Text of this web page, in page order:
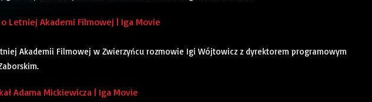
Letniej Akademi Filmowej | Iga Movie
Akademii Filmowej w Zwierzyńcu rozmowie Igi Wójtowicz z dyrektorem programowym
Adama Mickiewicza | Iga Movie